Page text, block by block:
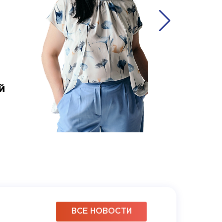
ВСЕ НОВОСТИ